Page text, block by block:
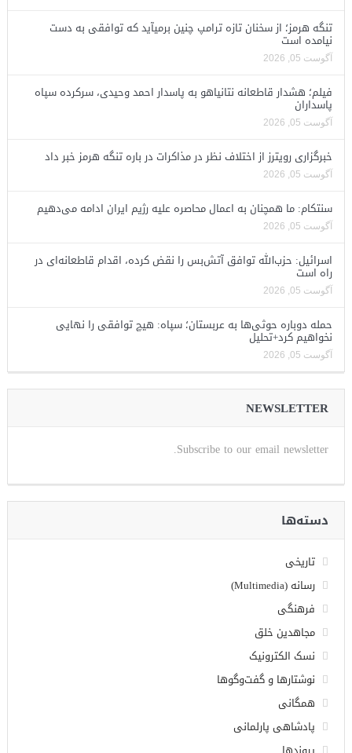
تنگه هرمز؛ از سخنان تازه ترامپ چنین برمیآید که توافقی به دست
نیامده است
آگوست 05, 2026
فیلم؛ هشدار قاطعانه نتانیاهو به پاسدار احمد وحیدی، سرکرده سپاه
پاسداران
آگوست 05, 2026
خبرگزاری رویترز از اختلاف نظر در مذاکرات در باره تنگه هرمز خبر داد
آگوست 05, 2026
سنتکام: ما همچنان به اعمال محاصره علیه رژیم ایران ادامه می‌دهیم
آگوست 05, 2026
اسرائیل: حزب‌الله توافق آتش‌بس را نقض کرده، اقدام قاطعانه‌ای در
راه است
آگوست 05, 2026
حمله دوباره حوثی‌ها به عربستان؛ سپاه: هیچ توافقی را نهایی
نخواهیم کرد+تحلیل
آگوست 05, 2026
NEWSLETTER
Subscribe to our email newsletter.
دسته‌ها
تاریخی
رسانه (Multimedia)
فرهنگی
مجاهدین خلق
نسک الکترونیک
نوشتارها و گفت‌وگوها
همگانی
پادشاهی پارلمانی